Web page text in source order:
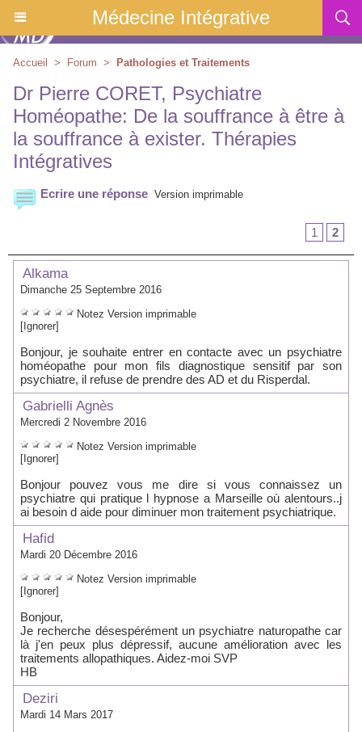
Médecine Intégrative
Accueil > Forum > Pathologies et Traitements
Dr Pierre CORET, Psychiatre
Homéopathe: De la souffrance à être à
la souffrance à exister. Thérapies
Intégratives
Ecrire une réponse Version imprimable
1 2
Alkama
Dimanche 25 Septembre 2016
Notez Version imprimable
[Ignorer]
Bonjour, je souhaite entrer en contacte avec un psychiatre
homéopathe pour mon fils diagnostique sensitif par son
psychiatre, il refuse de prendre des AD et du Risperdal.
Gabrielli Agnès
Mercredi 2 Novembre 2016
Notez Version imprimable
[Ignorer]
Bonjour pouvez vous me dire si vous connaissez un
psychiatre qui pratique l hypnose a Marseille où alentours..j
ai besoin d aide pour diminuer mon traitement psychiatrique.
Hafid
Mardi 20 Décembre 2016
Notez Version imprimable
[Ignorer]
Bonjour,
Je recherche désespérément un psychiatre naturopathe car
là j'en peux plus dépressif, aucune amélioration avec les
traitements allopathiques. Aidez-moi SVP
HB
Deziri
Mardi 14 Mars 2017